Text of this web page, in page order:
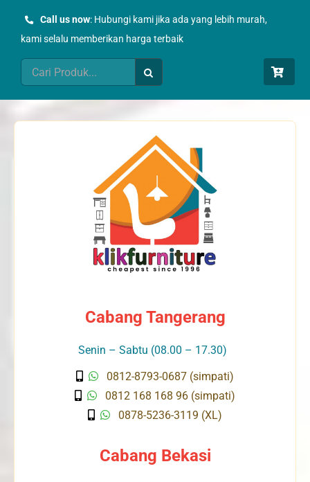
Call us now: Hubungi kami jika ada yang lebih murah,
kami selalu memberikan harga terbaik
Search
for:
Cabang Tangerang
Senin – Sabtu (08.00 – 17.30)
0812-8793-0687 (simpati)
0812 168 168 96 (simpati)
0878-5236-3119 (XL)
Cabang Bekasi